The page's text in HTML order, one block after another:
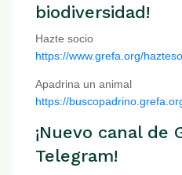
biodiversidad!
Hazte socio
https://www.grefa.org/
Apadrina un animal
https://
¡Nuevo canal de
Telegram!